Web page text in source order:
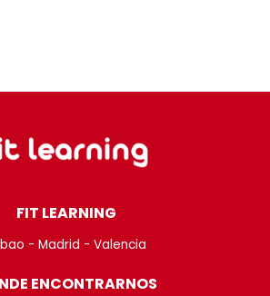
FIT LEARNING
- Madrid - Valencia
ENCONTRARNOS